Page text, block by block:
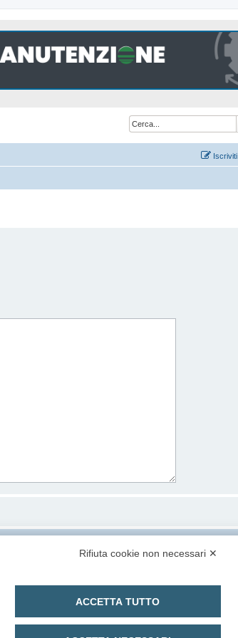
Iscriviti
Rifiuta cookie non necessari ✕
ACCETTA TUTTO